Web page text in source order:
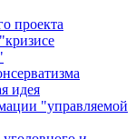
проекта
идея
"управляемой